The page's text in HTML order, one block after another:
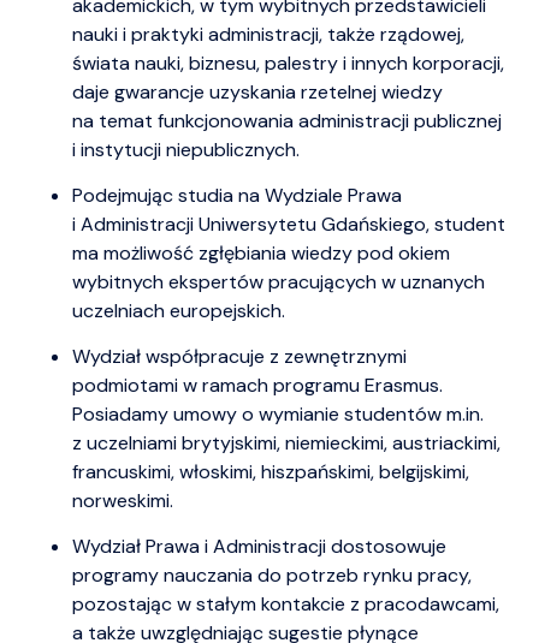
akademickich, w tym wybitnych przedstawicieli
nauki i praktyki administracji, także rządowej,
świata nauki, biznesu, palestry i innych korporacji,
daje gwarancje uzyskania rzetelnej wiedzy
na temat funkcjonowania administracji publicznej
i instytucji niepublicznych.
Podejmując studia na Wydziale Prawa
i Administracji Uniwersytetu Gdańskiego, student
ma możliwość zgłębiania wiedzy pod okiem
wybitnych ekspertów pracujących w uznanych
uczelniach europejskich.
Wydział współpracuje z zewnętrznymi
podmiotami w ramach programu Erasmus.
Posiadamy umowy o wymianie studentów m.in.
z uczelniami brytyjskimi, niemieckimi, austriackimi,
francuskimi, włoskimi, hiszpańskimi, belgijskimi,
norweskimi.
Wydział Prawa i Administracji dostosowuje
programy nauczania do potrzeb rynku pracy,
pozostając w stałym kontakcie z pracodawcami,
a także uwzględniając sugestie płynące